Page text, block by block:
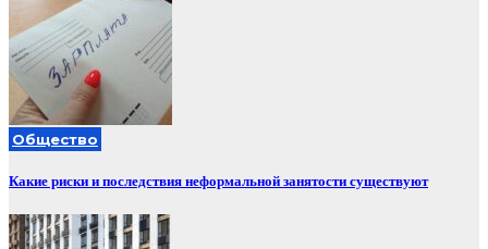
Общество
Какие риски и последствия неформальной занятости существуют